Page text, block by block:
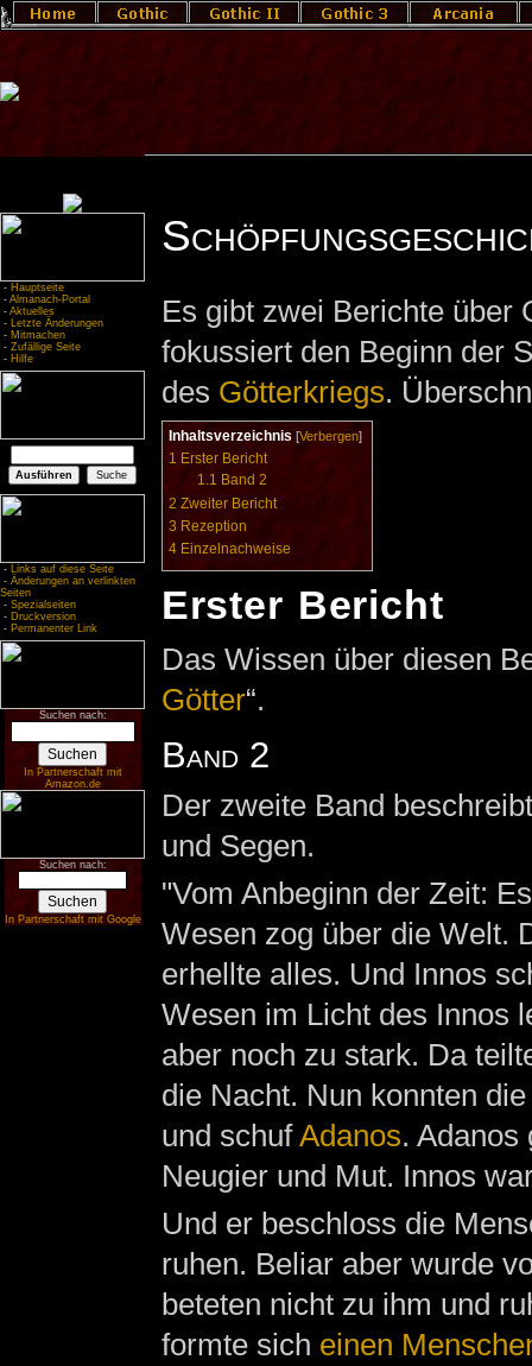
- Hauptseite
- Almanach-Portal
- Aktuelles
- Letzte Änderungen
- Mitmachen
- Zufällige Seite
- Hilfe
- Links auf diese Seite
- Änderungen an verlinkten
Seiten
- Spezialseiten
- Druckversion
- Permanenter Link
Suchen nach:
In Partnerschaft mit
Amazon.de
Suchen nach:
In Partnerschaft mit Google
Es gibt zwei Berichte über
fokussiert den Beginn der
des Götterkriegs.
Inhaltsverzeichnis [Verbergen]
1 Erster Bericht
1.1 Band 2
2 Zweiter Bericht
3 Rezeption
4 Einzelnachweise
Erster Bericht
Das Wissen über diesen
Götter“.
Band 2
Der zweite Band
und Segen.
"Vom Anbeginn der Zeit:
Wesen zog über die Welt.
erhellte alles. Und Innos
Wesen im Licht des Innos
aber noch zu stark. Da
die Nacht. Nun konnten
und schufAdanos. Adanos
Neugier und Mut. Innos
Und er beschloss die
ruhen. Beliar aber wurde
beteten nicht zu ihm und
formte sich einen